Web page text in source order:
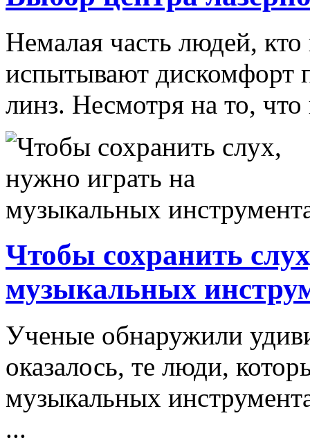
Немалая часть людей,
испытывают дискомфорт
линз. Несмотря на то,
Чтобы сохранить
музыкальных
Ученые обнаружили
оказалось, те люди,
музыкальных
...